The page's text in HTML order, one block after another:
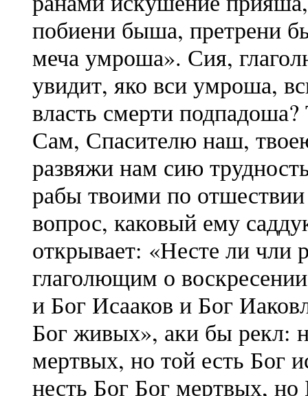
побиени быша, претрени
меча умроша». Сия,
увидит, яко вси умроша,
власть смерти
Сам, Спасителю наш,
развяжи нам сию
рабы твоими по
вопрос, каковый ему
открывает: «Несте ли чли
глаголющим о
и Бог Исааков и Бог
Бог живых», аки бы рекл:
мертвых, но той есть Бог
несть Бог Бог мертвых,